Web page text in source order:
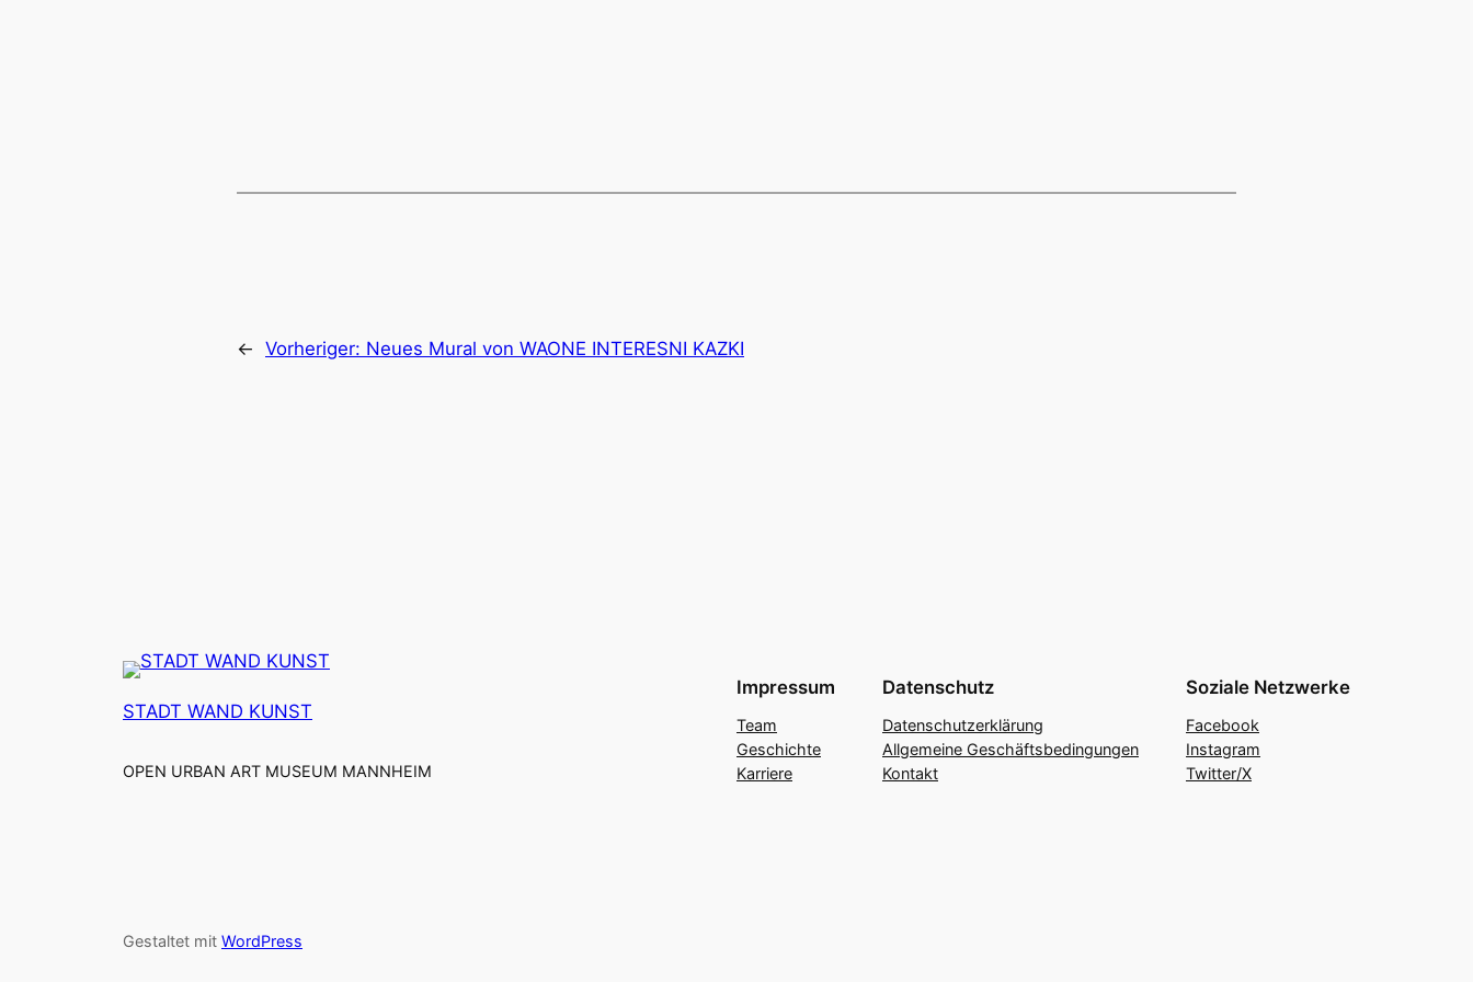
← Vorheriger: Neues Mural von WAONE INTERESNI KAZKI
STADT WAND KUNST
OPEN URBAN ART MUSEUM MANNHEIM
Impressum
Team
Geschichte
Karriere
Datenschutz
Datenschutzerklärung
Allgemeine Geschäftsbedingungen
Kontakt
Soziale Netzwerke
Facebook
Instagram
Twitter/X
Gestaltet mit WordPress